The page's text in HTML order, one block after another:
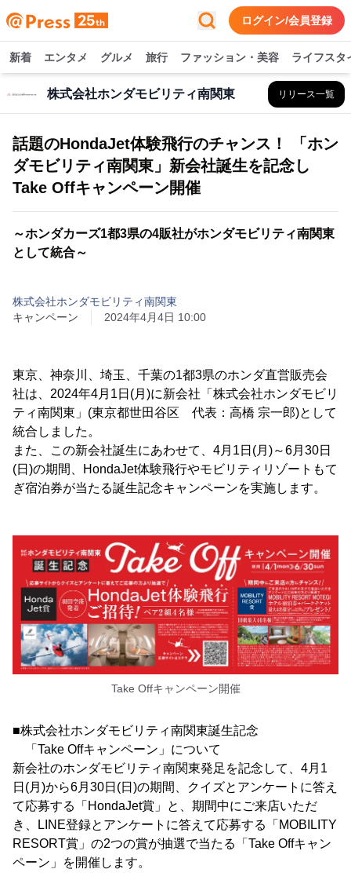
ログイン/会員登録
新着 エンタメ グルメ 旅行 ファッション・美容 ライフスタ
株式会社ホンダモビリティ南関東 リリース一覧
話題のHondaJet体験飛行のチャンス！ 「ホン
ダモビリティ南関東」新会社誕生を記念し
Take Offキャンペーン開催
～ホンダカーズ1都3県の4販社がホンダモビリティ南関東
として統合～
株式会社ホンダモビリティ南関東
キャンペーン
2024年4月4日 10:00
東京、神奈川、埼玉、千葉の1都3県のホンダ直営販売会
社は、2024年4月1日(月)に新会社「株式会社ホンダモビリ
ティ南関東」(東京都世田谷区 代表：高橋 宗一郎)として
統合しました。
また、この新会社誕生にあわせて、4月1日(月)～6月30日
(日)の期間、HondaJet体験飛行やモビリティリゾートもて
ぎ宿泊券が当たる誕生記念キャンペーンを実施します。
Take Offキャンペーン開催
■株式会社ホンダモビリティ南関東誕生記念
「Take Offキャンペーン」について
新会社のホンダモビリティ南関東発足を記念して、4月1
日(月)から6月30日(日)の期間、クイズとアンケートに答え
て応募する「HondaJet賞」と、期間中にご来店いただ
き、LINE登録とアンケートに答えて応募する「MOBILITY
RESORT賞」の2つの賞が抽選で当たる「Take Offキャン
ペーン」を開催します。